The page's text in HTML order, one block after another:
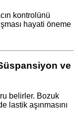
kontrolünü
hayati öneme
ve
belirler. Bozuk
lastik aşınmasını